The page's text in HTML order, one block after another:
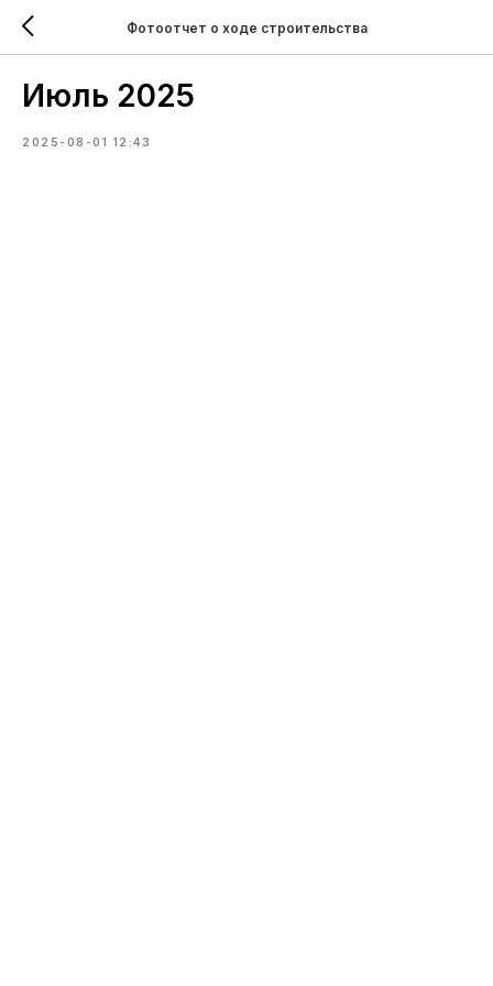
Фотоотчет о ходе строительства
Июль 2025
2025-08-01 12:43